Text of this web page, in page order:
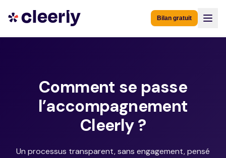
Bilan gratuit
Comment se passe
l’accompagnement
Cleerly ?
Un processus transparent, sans engagement, pensé